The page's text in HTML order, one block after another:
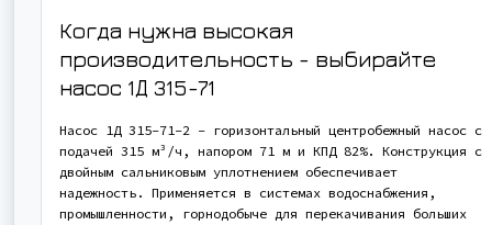
Когда нужна высокая
производительность - выбирайте
насос 1Д 315-71
Насос 1Д 315-71-2 - горизонтальный центробежный насос с
подачей 315 м³/ч, напором 71 м и КПД 82%. Конструкция с
двойным сальниковым уплотнением обеспечивает
надежность. Применяется в системах водоснабжения,
промышленности, горнодобыче для перекачивания больших